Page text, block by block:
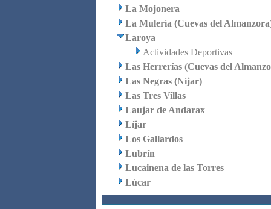
La Mojonera
La Mulería (Cuevas del
Laroya
Actividades Deportivas
Las Herrerías (Cuevas del
Las Negras (Níjar)
Las Tres Villas
Laujar de Andarax
Líjar
Los Gallardos
Lubrín
Lucainena de las Torres
Lúcar